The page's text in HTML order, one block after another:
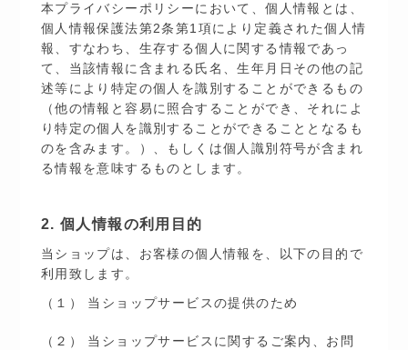
本プライバシーポリシーにおいて、個人情報とは、
個人情報保護法第2条第1項により定義された個人情
報、すなわち、生存する個人に関する情報であっ
て、当該情報に含まれる氏名、生年月日その他の記
述等により特定の個人を識別することができるもの
（他の情報と容易に照合することができ、それによ
り特定の個人を識別することができることとなるも
のを含みます。）、もしくは個人識別符号が含まれ
る情報を意味するものとします。
2. 個人情報の利用目的
当ショップは、お客様の個人情報を、以下の目的で
利用致します。
（１） 当ショップサービスの提供のため
（２） 当ショップサービスに関するご案内、お問